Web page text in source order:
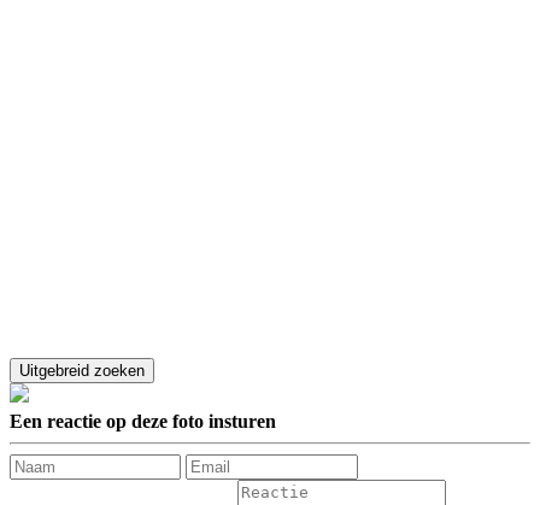
Een reactie op deze foto insturen